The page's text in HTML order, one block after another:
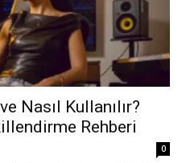
Nasıl Kullanılır?
Rehberi
0